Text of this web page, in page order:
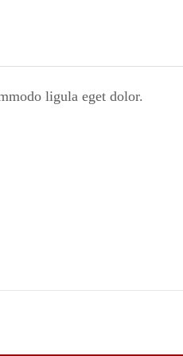
ligula eget dolor.